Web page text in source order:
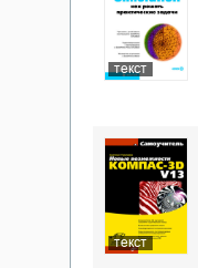
текст
текст